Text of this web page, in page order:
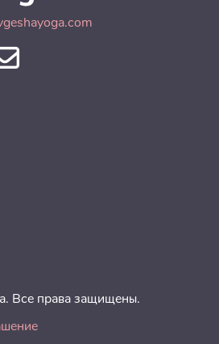
Все права защищены.